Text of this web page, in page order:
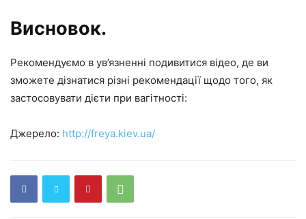
Висновок.
Рекомендуємо в ув’язненні подивитися відео, де ви
зможете дізнатися різні рекомендації щодо того, як
застосовувати дієти при вагітності:
Джерело: http://freya.kiev.ua/